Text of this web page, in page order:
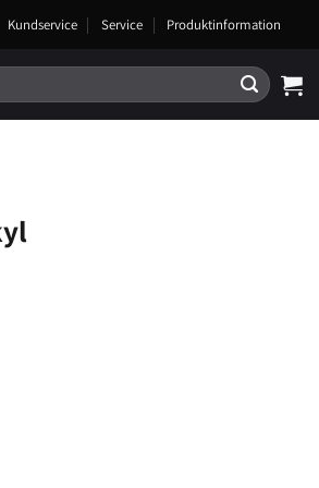
Kundservice Service Produktinformation